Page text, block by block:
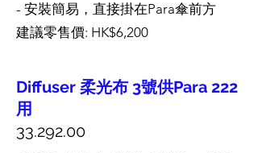
- 安裝簡易，直接掛在Para傘前方
建議零售價: HK$6,200
Diffuser 柔光布 3號供Para 222
用
33.292.00